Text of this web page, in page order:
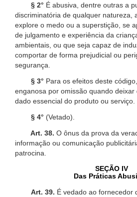
§ 2° É abusiva, dentre outras a
discriminatória de qualquer natureza,
explore o medo ou a superstição, se
de julgamento e experiência da
ambientais, ou que seja capaz de
comportar de forma prejudicial ou
segurança.
§ 3° Para os efeitos deste
enganosa por omissão quando
dado essencial do produto ou serviço.
§ 4° (Vetado).
Art. 38. O ônus da prova da
informação ou comunicação
patrocina.
SEÇÃO IV
Das Práticas
Art. 39. É vedado ao fornecedor